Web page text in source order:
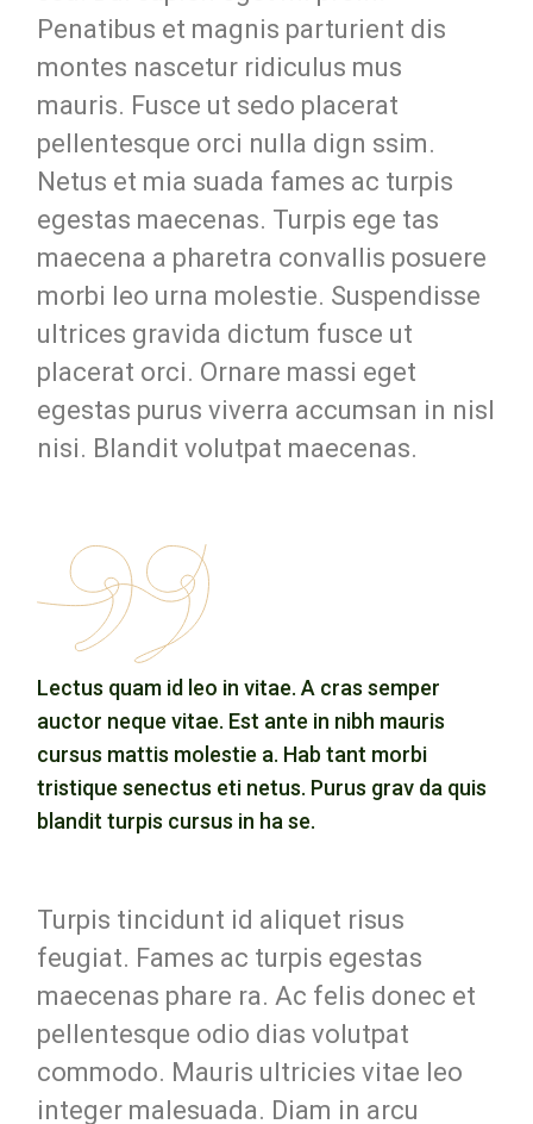
Penatibus et magnis parturient dis
montes nascetur ridiculus mus
mauris. Fusce ut sedo placerat
pellentesque orci nulla dign ssim.
Netus et mia suada fames ac turpis
egestas maecenas. Turpis ege tas
maecena a pharetra convallis posuere
morbi leo urna molestie. Suspendisse
ultrices gravida dictum fusce ut
placerat orci. Ornare massi eget
egestas purus viverra accumsan in nisl
nisi. Blandit volutpat maecenas.
Lectus quam id leo in vitae. A cras semper
auctor neque vitae. Est ante in nibh mauris
cursus mattis molestie a. Hab tant morbi
tristique senectus eti netus. Purus grav da quis
blandit turpis cursus in ha se.
Turpis tincidunt id aliquet risus
feugiat. Fames ac turpis egestas
maecenas phare ra. Ac felis donec et
pellentesque odio dias volutpat
commodo. Mauris ultricies vitae leo
integer malesuada. Diam in arcu